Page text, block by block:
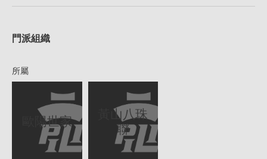
門派組織
所屬
歐陽世家
黃山八珠
聯